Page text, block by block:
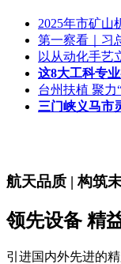
2025年市矿山
第一察看｜习
以从动化手艺
这8大工科专
台州扶植 聚力
三门峡义马市
航天品质 | 构筑
领先设备 精
引进国内外先进的